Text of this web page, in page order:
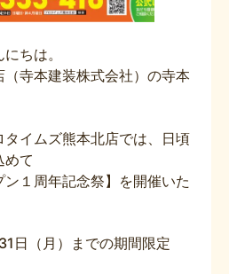
ちは。
寺本建装株式会社）の寺本
タイムズ熊本北店では、日頃
めて
ン１周年記念祭】を開催いた
日（月）までの期間限定